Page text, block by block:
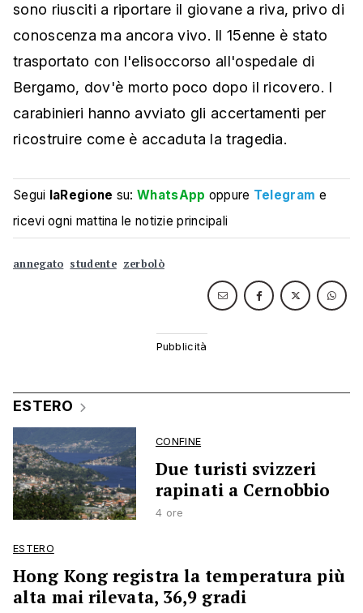
sono riusciti a riportare il giovane a riva, privo di
conoscenza ma ancora vivo. Il 15enne è stato
trasportato con l'elisoccorso all'ospedale di
Bergamo, dov'è morto poco dopo il ricovero. I
carabinieri hanno avviato gli accertamenti per
ricostruire come è accaduta la tragedia.
Segui laRegione su:WhatsApp oppure Telegram e
ricevi ogni mattina le notizie principali
annegato studente zerbolò
ESTERO
CONFINE
Due turisti svizzeri
rapinati a Cernobbio
4 ore
ESTERO
Hong Kong registra la temperatura più
alta mai rilevata, 36,9 gradi